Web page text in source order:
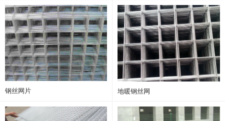
钢丝网片 地暖钢丝网